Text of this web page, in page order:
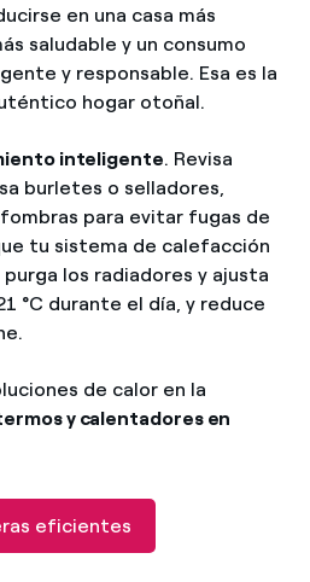
en una casa más
saludable y un consumo
y responsable. Esa es la
hogar otoñal.
inteligente. Revisa
burletes o selladores,
para evitar fugas de
tu sistema de calefacción
los radiadores y ajusta
°C durante el día, y reduce
de calor en la
y calentadores en
eficientes